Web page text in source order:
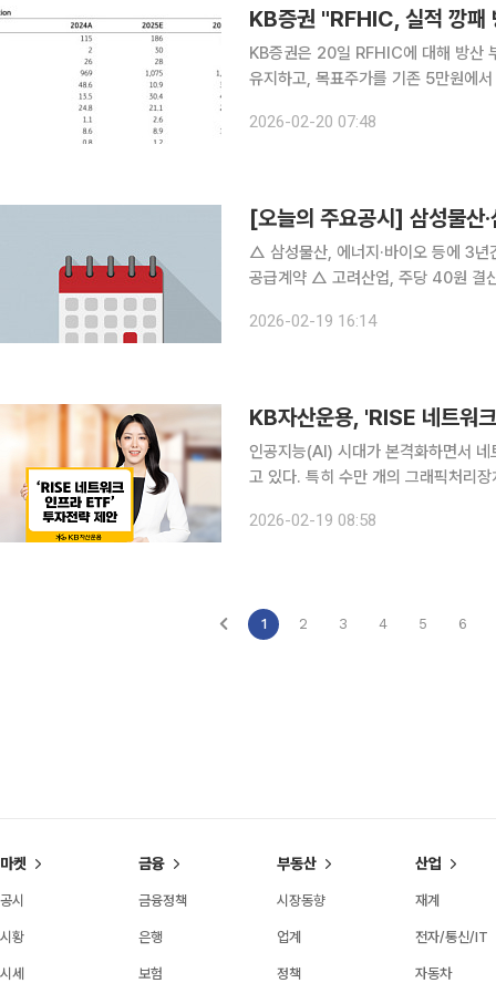
KB증권 "RFHIC, 실적 깡
KB증권은 20일 RFHIC에 대해 방산
유지하고, 목표주가를 기존 5만원에
것으로 전망했다. 전년 동기 대비 각
2026-02-20 07:48
[오늘의 주요공시] 삼성물산
△ 삼성물산, 에너지·바이오 등에 3년간 최대 9.4조 투자 △ 파
공급계약 △ 고려산업, 주당 40원 결산 배당 △ 삼성SDI, 삼성디스플레이 지분 매각 추진…"투자
2026-02-19 16:14
KB자산운용, 'RISE 네트워
인공지능(AI) 시대가 본격화하면서
고 있다. 특히 수만 개의 그래픽처리
은 19일 AI 시대 핵심 인프라 투자 대
2026-02-19 08:58
1 2 3 4 5 6
마켓
공시
시황
시세
금융
금융정책
은행
보험
부동산
시장동향
업계
정책
산업
재계
전자/통신/IT
자동차